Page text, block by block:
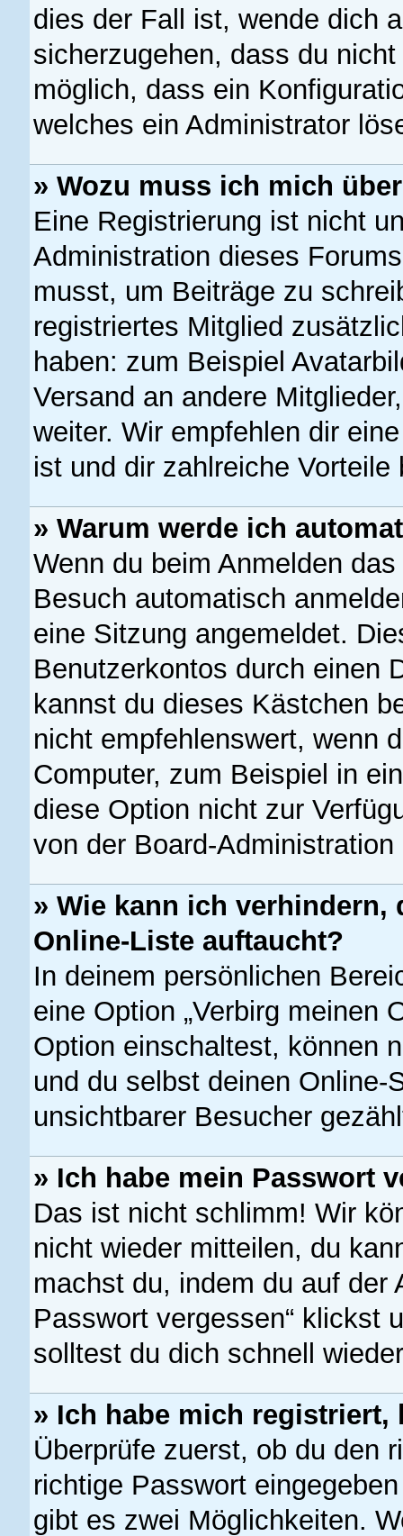
dies der Fall ist, wende dich
sicherzugehen, dass du
möglich, dass ein
welches ein Administrator
» Wozu muss ich mich
Eine Registrierung ist nicht
Administration dieses
musst, um Beiträge zu
registriertes Mitglied
haben: zum Beispiel
Versand an andere
weiter. Wir empfehlen dir
ist und dir zahlreiche Vorteile
» Warum werde ich
Wenn du beim Anmelden
Besuch automatisch
eine Sitzung angemeldet.
Benutzerkontos durch einen
kannst du dieses Kästchen
nicht empfehlenswert, wenn
Computer, zum Beispiel in
diese Option nicht zur
von der Board-
» Wie kann ich verhindern,
Online-Liste auftaucht?
In deinem persönlichen
eine Option „Verbirg meinen
Option einschaltest, können
und du selbst deinen
unsichtbarer Besucher
» Ich habe mein Passwort
Das ist nicht schlimm! Wir
nicht wieder mitteilen, du
machst du, indem du auf der
Passwort vergessen“ klickst
solltest du dich schnell
» Ich habe mich
Überprüfe zuerst, ob du den
richtige Passwort
gibt es zwei Möglichkeiten.